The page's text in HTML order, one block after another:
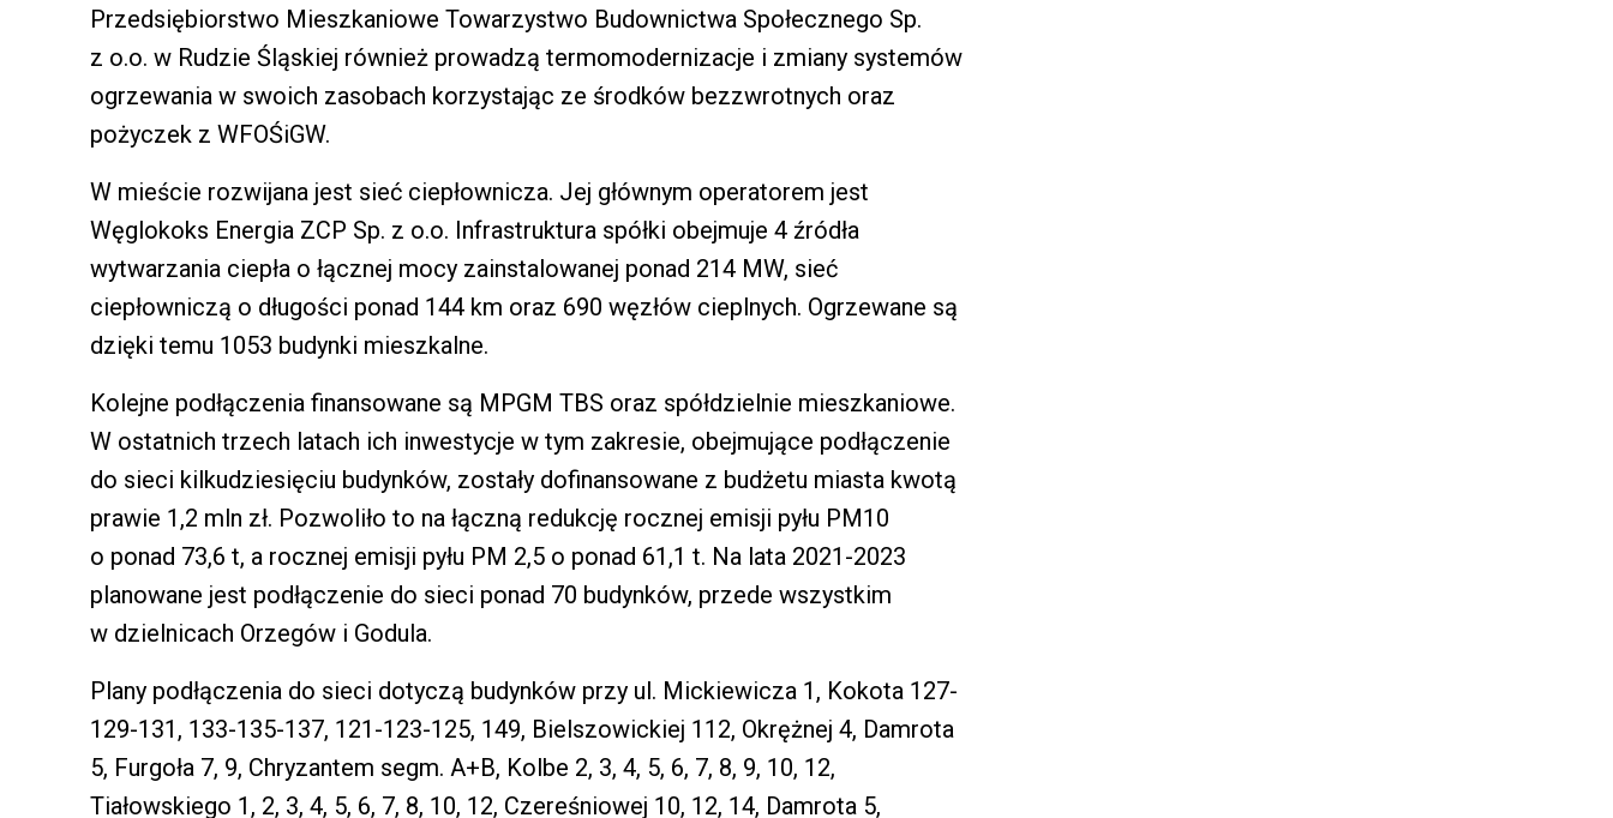
Przedsiębiorstwo Mieszkaniowe Towarzystwo Budownictwa Społecznego Sp.
z o.o. w Rudzie Śląskiej również prowadzą termomodernizacje i zmiany systemów
ogrzewania w swoich zasobach korzystając ze środków bezzwrotnych oraz
pożyczek z WFOŚiGW.
W mieście rozwijana jest sieć ciepłownicza. Jej głównym operatorem jest
Węglokoks Energia ZCP Sp. z o.o. Infrastruktura spółki obejmuje 4 źródła
wytwarzania ciepła o łącznej mocy zainstalowanej ponad 214 MW, sieć
ciepłowniczą o długości ponad 144 km oraz 690 węzłów cieplnych. Ogrzewane są
dzięki temu 1053 budynki mieszkalne.
Kolejne podłączenia finansowane są MPGM TBS oraz spółdzielnie mieszkaniowe.
W ostatnich trzech latach ich inwestycje w tym zakresie, obejmujące podłączenie
do sieci kilkudziesięciu budynków, zostały dofinansowane z budżetu miasta kwotą
prawie 1,2 mln zł. Pozwoliło to na łączną redukcję rocznej emisji pyłu PM10
o ponad 73,6 t, a rocznej emisji pyłu PM 2,5 o ponad 61,1 t. Na lata 2021-2023
planowane jest podłączenie do sieci ponad 70 budynków, przede wszystkim
w dzielnicach Orzegów i Godula.
Plany podłączenia do sieci dotyczą budynków przy ul. Mickiewicza 1, Kokota 127-
129-131, 133-135-137, 121-123-125, 149, Bielszowickiej 112, Okrężnej 4, Damrota
5, Furgoła 7, 9, Chryzantem segm. A+B, Kolbe 2, 3, 4, 5, 6, 7, 8, 9, 10, 12,
Tiałowskiego 1, 2, 3, 4, 5, 6, 7, 8, 10, 12, Czereśniowej 10, 12, 14, Damrota 5,